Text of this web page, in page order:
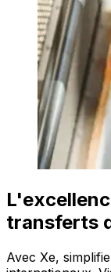
transferts
Avec Xe,